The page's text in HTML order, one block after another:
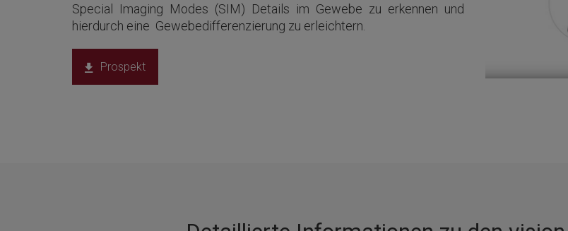
Special Imaging Modes (SIM) Details im Gewebe zu erkennen und
hierdurch eine Gewebedifferenzierung zu erleichtern.
Prospekt